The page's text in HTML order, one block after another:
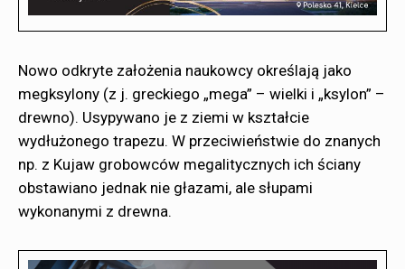
Nowo odkryte założenia naukowcy określają jako
megksylony (z j. greckiego „mega” – wielki i „ksylon” –
drewno). Usypywano je z ziemi w kształcie
wydłużonego trapezu. W przeciwieństwie do znanych
np. z Kujaw grobowców megalitycznych ich ściany
obstawiano jednak nie głazami, ale słupami
wykonanymi z drewna.